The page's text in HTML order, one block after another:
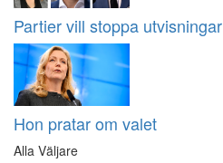
Partier vill stoppa utvisningar
Hon pratar om valet
Alla Väljare